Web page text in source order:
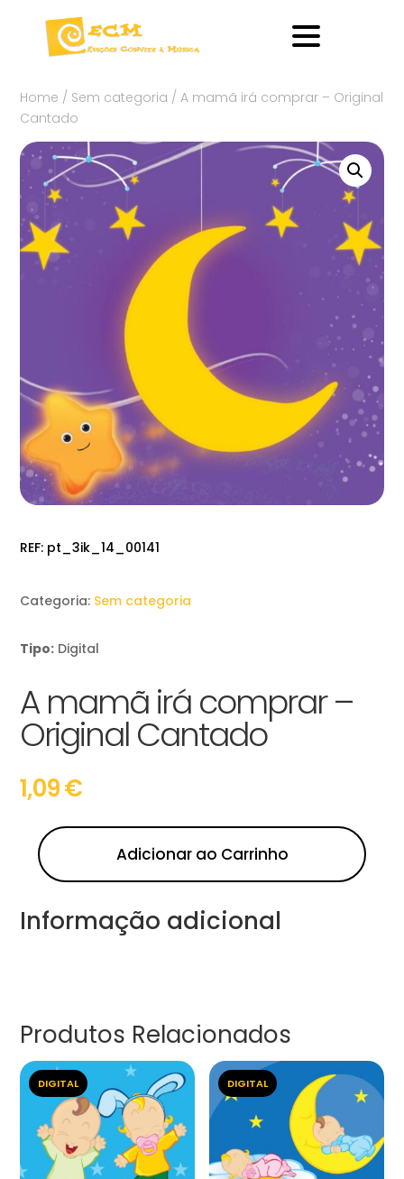
Home / Sem categoria / A mamã irá comprar – Original
Cantado
REF: pt_3ik_14_00141
Categoria: Sem categoria
Tipo: Digital
A mamã irá comprar –
Original Cantado
1,09€
Adicionar ao Carrinho
Informação adicional
Produtos Relacionados
DIGITAL DIGITAL